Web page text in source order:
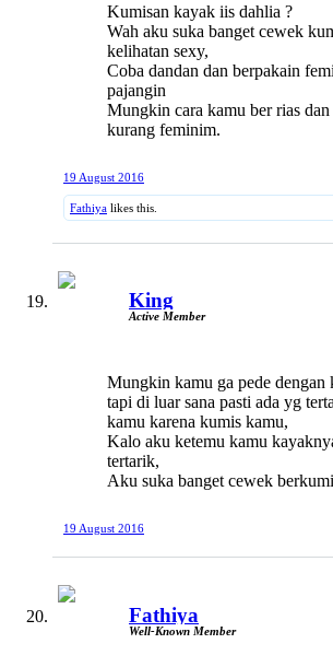
Kumisan kayak iis dahlia ?
Wah aku suka banget cewek
kelihatan sexy,
Coba dandan dan berpakain
pajangin
Mungkin cara kamu ber rias dan
kurang feminim.
19 August 2016
Fathiya likes this.
King
Active Member
Mungkin kamu ga pede dengan
tapi di luar sana pasti ada yg
kamu karena kumis kamu,
Kalo aku ketemu kamu
tertarik,
Aku suka banget cewek
19 August 2016
Fathiya
Well-Known Member